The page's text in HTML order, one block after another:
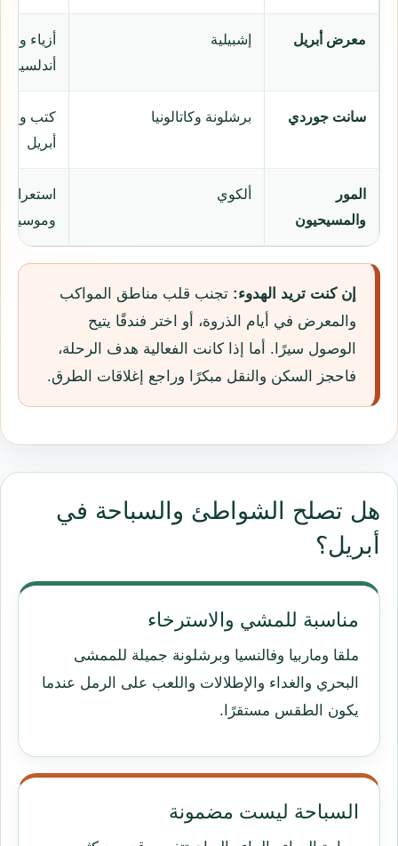
معرض أبريل إشبيلية
أزياء
أندلسية
سانت جوردي
برشلونة وكاتالونيا
أبريل
المور
والمسيحيون
ألكوي
وموسيقى
إن كنت تريد الهدوء: تجنب قلب مناطق المواكب
والمعرض في أيام الذروة، أو اختر فندقًا يتيح
الوصول سيرًا. أما إذا كانت الفعالية هدف الرحلة،
فاحجز السكن والنقل مبكرًا وراجع إغلاقات الطرق.
هل تصلح الشواطئ والسباحة في
أبريل؟
مناسبة للمشي والاسترخاء
ملقا وماربيا وفالنسيا وبرشلونة جميلة للممشى
البحري والغداء والإطلالات واللعب على الرمل عندما
يكون الطقس مستقرًا.
السباحة ليست مضمونة